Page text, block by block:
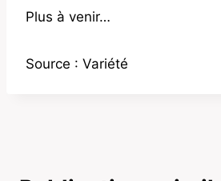
Plus à venir…
Source : Variété